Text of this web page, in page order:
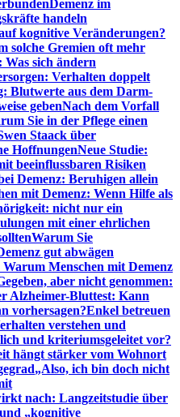
Demenz im
handeln
kognitive Veränderungen?
solche Gremien oft mehr
Was sich ändern
Verhalten doppelt
Blutwerte aus dem Darm-
gebenNach dem Vorfall
Sie in der Pflege einen
Staack über
HoffnungenNeue Studie:
beeinflussbaren Risiken
Demenz: Beruhigen allein
mit Demenz: Wenn Hilfe als
nicht nur ein
mit einer ehrlichen
Warum Sie
gut abwägen
Menschen mit Demenz
aber nicht genommen:
Alzheimer-Bluttest: Kann
vorhersagen?Enkel betreuen
verstehen und
und kriteriumsgeleitet vor?
hängt stärker vom Wohnort
„Also, ich bin doch nicht
nach: Langzeitstudie über
„kognitive